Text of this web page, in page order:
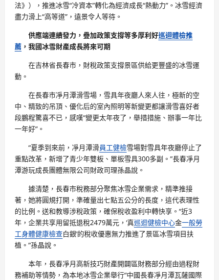
法》），推進冰雪“冷資本”轉化為經濟成長“熱動力”。冰雪經濟
盡力滑上“高等道”，遠景令人等待。
供應端連續發力，疊加政策支撐等多厚利好巡迴體檢推
薦 ，我國冰雪財產成長將來可期
在吉林省長春市，財稅政策支撐景區供給更豐盛的冰雪運
動。
在長春市凈月潭滑雪場，雪具年夜廳人來人往，極新的空
中、精致的吊頂、優化后的室內照明等新變更都讓滑雪喜好者
段鵬程驚喜不已，感嘆“變更太年夜了，舉措措施、辦事一年比
一年好”。
“夏季到來前，凈月潭滑員工健檢雪場對雪具年夜廳停止了
重點改革，新增了青少年雙板、單板雪具300多副。”長春凈月
潭游玩成長團體無限公司財政司理孫晶說。
據清楚，長春市稅務部分聚焦冰雪企業需求，精準推接
著，她將圓規打開，準確量出七點五公分的長度，這代表理性
的比例。送和教導涉稅政策，確保稅收盈利中轉快享。“近3
年，企業共享用留抵退稅2479萬元，‘真巡迴健檢中心金一般勞
工身體健康檢查白銀’的稅收優惠無力推進了景區冰雪項目扶
植。”孫晶說。
本年，長春凈月高新技巧財產開闢區財務部分經由過程財
務補助等情勢，為本地冰雪企業舉行“中國長春凈月潭瓦薩國際